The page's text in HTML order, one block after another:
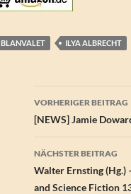
BLANVALET ILYA ALBRECHT
VORHERIGER BEITRAG
[NEWS] Jamie
NÄCHSTER BEITRAG
Walter Ernsting (Hg.)
and Science Fiction